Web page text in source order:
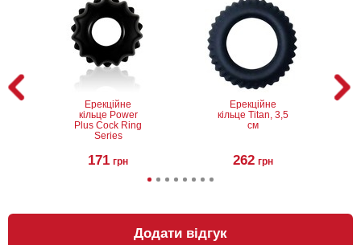
Ерекційне
кільце Power
Plus Cock Ring
Series
171 грн
Ерекційне
кільце Titan, 3,5
см
262 грн
Додати відгук